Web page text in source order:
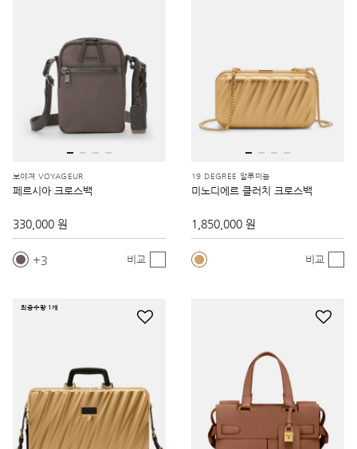
보야져 VOYAGEUR
페르시아 크로스백
330,000 원
3 비교
19 DEGREE 알루미늄
미노디에르 클러치 크로스백
1,850,000 원
비교
최종수량 1개